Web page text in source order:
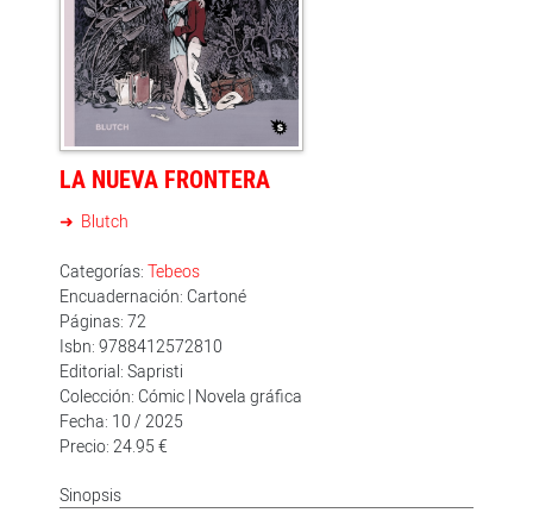
LA NUEVA FRONTERA
Blutch
Categorías: Tebeos
Encuadernación: Cartoné
Páginas: 72
Isbn: 9788412572810
Editorial: Sapristi
Colección: Cómic | Novela gráfica
Fecha: 10 / 2025
Precio: 24.95 €
Sinopsis